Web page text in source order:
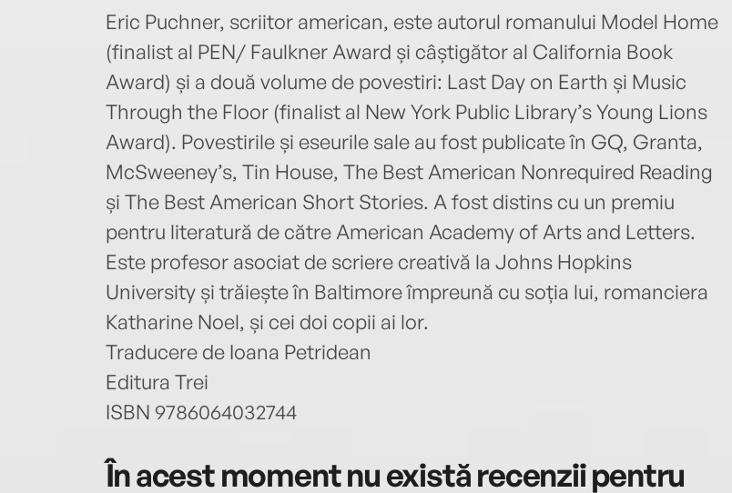
Eric Puchner, scriitor american, este autorul romanului Model Home
(finalist al PEN/ Faulkner Award și câștigător al California Book
Award) și a două volume de povestiri: Last Day on Earth și Music
Through the Floor (finalist al New York Public Library’s Young Lions
Award). Povestirile și eseurile sale au fost publicate în GQ, Granta,
McSweeney’s, Tin House, The Best American Nonrequired Reading
și The Best American Short Stories. A fost distins cu un premiu
pentru literatură de către American Academy of Arts and Letters.
Este profesor asociat de scriere creativă la Johns Hopkins
University și trăiește în Baltimore împreună cu soția lui, romanciera
Katharine Noel, și cei doi copii ai lor.
Traducere de Ioana Petridean
Editura Trei
ISBN 9786064032744
În acest moment nu există recenzii pentru